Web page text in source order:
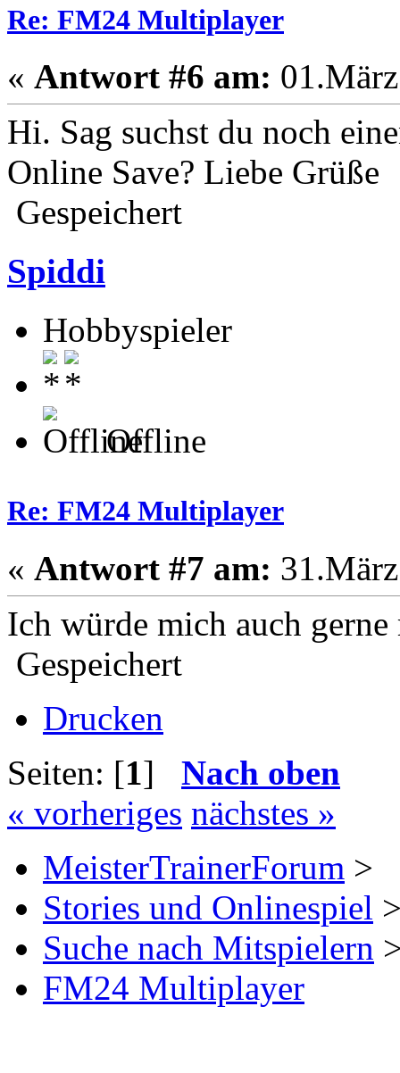
Re: FM24 Multiplayer
« Antwort #6 am:
Hi. Sag suchst du noch
Online Save? Liebe Grüße
Gespeichert
Spiddi
Hobbyspieler
Offline
Re: FM24 Multiplayer
« Antwort #7 am:
Ich würde mich auch
Gespeichert
Drucken
Seiten: [1] Nach oben
« vorheriges nächstes »
MeisterTrainerForum >
Stories und Onlinespiel
Suche nach Mitspielern
FM24 Multiplayer